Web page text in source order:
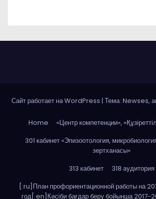
Сайт работает на WordPress | Тема: Newses,
Home
«Центр компетенции»,
301 кабинет «Эпизоотология,
зертханасы»
313 кабинет
318 аудитория
[:ru]План профориентационной работы на
год[:en]Кәсіби бағдар беру бойынша 2017-